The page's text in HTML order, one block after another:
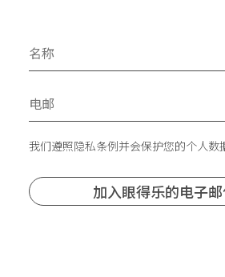
我们遵照隐私条例并会保护您的个人数